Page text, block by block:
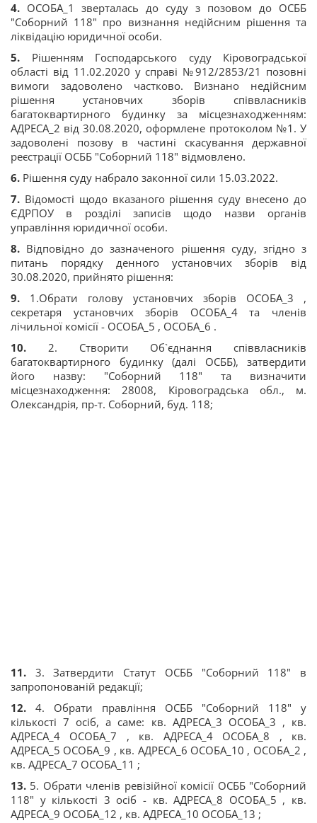
4. ОСОБА_1 зверталась до суду з позовом до ОСББ
"Соборний 118" про визнання недійсним рішення та
ліквідацію юридичної особи.
5. Рішенням Господарського суду Кіровоградської
області від 11.02.2020 у справі №912/2853/21 позовні
вимоги задоволено частково. Визнано недійсним
рішення установчих зборів співвласників
багатоквартирного будинку за місцезнаходженням:
АДРЕСА_2 від 30.08.2020, оформлене протоколом №1. У
задоволені позову в частині скасування державної
реєстрації ОСББ "Соборний 118" відмовлено.
6. Рішення суду набрало законної сили 15.03.2022.
7. Відомості щодо вказаного рішення суду внесено до
ЄДРПОУ в розділі записів щодо назви органів
управління юридичної особи.
8. Відповідно до зазначеного рішення суду, згідно з
питань порядку денного установчих зборів від
30.08.2020, прийнято рішення:
9. 1.Обрати голову установчих зборів ОСОБА_3 ,
секретаря установчих зборів ОСОБА_4 та членів
лічильної комісії - ОСОБА_5 , ОСОБА_6 .
10. 2. Створити Об`єднання співвласників
багатоквартирного будинку (далі ОСББ), затвердити
його назву: "Соборний 118" та визначити
місцезнаходження: 28008, Кіровоградська обл., м.
Олександрія, пр-т. Соборний, буд. 118;
11. 3. Затвердити Статут ОСББ "Соборний 118" в
запропонованій редакції;
12. 4. Обрати правління ОСББ "Соборний 118" у
кількості 7 осіб, а саме: кв. АДРЕСА_3 ОСОБА_3 , кв.
АДРЕСА_4 ОСОБА_7 , кв. АДРЕСА_4 ОСОБА_8 , кв.
АДРЕСА_5 ОСОБА_9 , кв. АДРЕСА_6 ОСОБА_10 , ОСОБА_2 ,
кв. АДРЕСА_7 ОСОБА_11 ;
13. 5. Обрати членів ревізійної комісії ОСББ "Соборний
118" у кількості 3 осіб - кв. АДРЕСА_8 ОСОБА_5 , кв.
АДРЕСА_9 ОСОБА_12 , кв. АДРЕСА_10 ОСОБА_13 ;